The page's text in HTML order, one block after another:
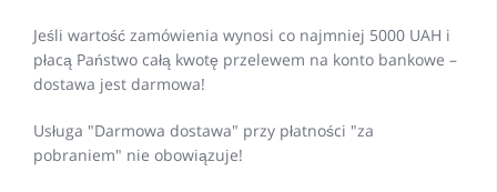
Jeśli wartość zamówienia wynosi co najmniej 5000 UAH i
płacą Państwo całą kwotę przelewem na konto bankowe –
dostawa jest darmowa!
Usługa "Darmowa dostawa" przy płatności "za
pobraniem" nie obowiązuje!